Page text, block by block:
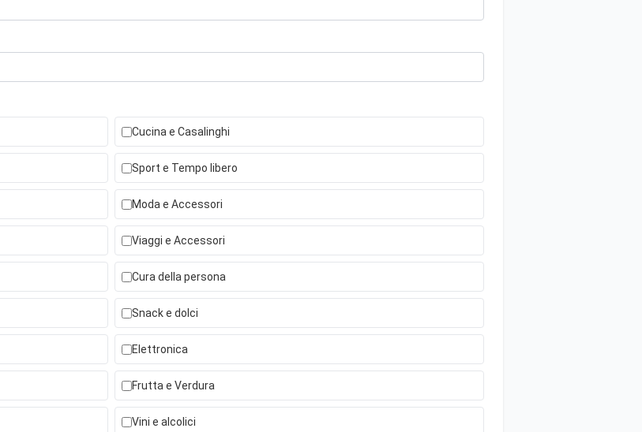
Cucina e Casalinghi
Sport e Tempo libero
Moda e Accessori
Viaggi e Accessori
Cura della persona
Snack e dolci
Elettronica
Frutta e Verdura
Vini e alcolici